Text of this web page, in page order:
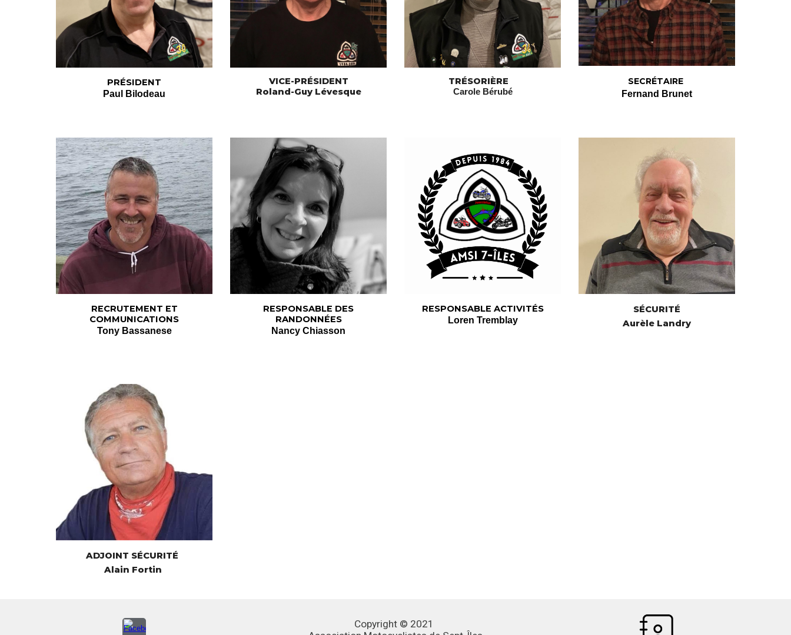
PRÉSIDENT
Paul Bilodeau
VICE-PRÉSIDENT
Roland-Guy Lévesque
TRÉSORIÈRE
Carole Bérubé
SECRÉTAIRE
Fernand Brunet
RECRUTEMENT ET
COMMUNICATIONS
Tony Bassanese
RESPONSABLE DES
RANDONNÉES
Nancy Chiasson
RESPONSABLE ACTIVITÉS
Loren Tremblay
SÉCURITÉ
Aurèle Landry
ADJOINT SÉCURITÉ
Alain Fortin
Copyright © 2021